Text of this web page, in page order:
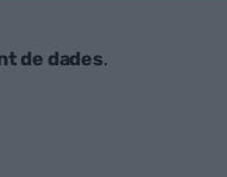
de dades.